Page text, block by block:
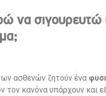
να σιγουρευτώ
ασθενών ζητούν ένα
τον κανόνα υπάρχουν και